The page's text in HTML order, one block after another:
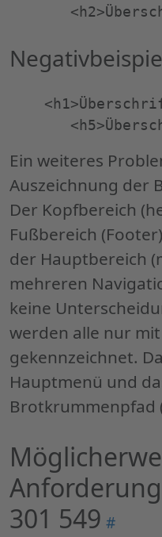
Ein weiteres
Auszeichnung der
Der Kopfbereich
Fußbereich
der Hauptbereich
mehreren
keine
werden alle nur
gekennzeichnet.
Hauptmenü und
Brotkrummenpfad
301 549 #